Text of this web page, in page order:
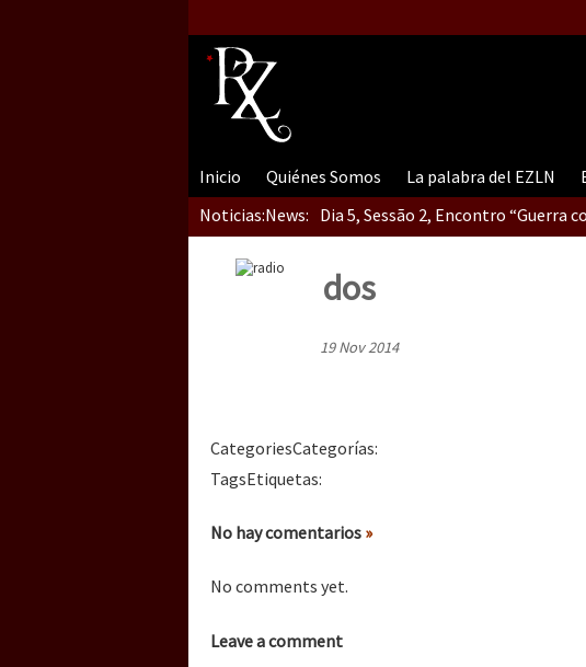
Inicio Quiénes Somos La palabra del EZLN
Noticias:News: Dia 5, Sessão 2, Encontro “Guerra
Dia 5, sessão 1, do Encontro
Dia 2 do Encontro “Guerra contra a
dos
19 Nov 2014
CategoriesCategorías:
TagsEtiquetas:
No hay comentarios »
No comments yet.
Leave a comment